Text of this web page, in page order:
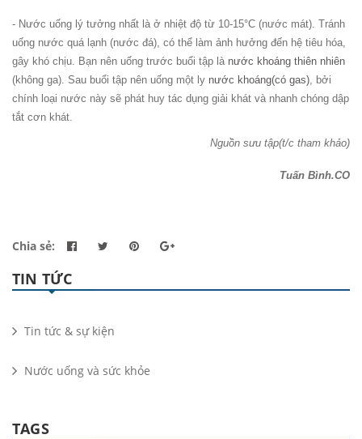
- Nước uống lý tưởng nhất là ở nhiệt độ từ 10-15°C (nước mát). Tránh
uống nước quá lạnh (nước đá), có thể làm ảnh hưởng đến hệ tiêu hóa,
gây khó chịu. Bạn nên uống trước buổi tập là nước khoáng thiên nhiên
(không ga). Sau buổi tập nên uống một ly nước khoáng(có gas) , bởi
chính loại nước này sẽ phát huy tác dụng giải khát và nhanh chóng dập
tắt cơn khát.
Nguồn sưu tập(t/c tham khảo)
Tuấn Bình.CO
Chia sẻ:
TIN TỨC
Tin tức & sự kiện
Nước uống và sức khỏe
TAGS